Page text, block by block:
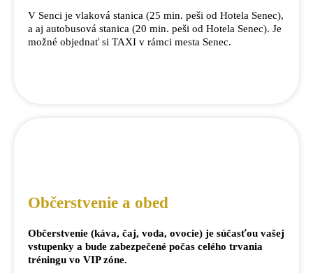
V Senci je vlaková stanica (25 min. peši od Hotela Senec),
a aj autobusová stanica (20 min. peši od Hotela Senec). Je
možné objednať si TAXI v rámci mesta Senec.
Občerstvenie a obed
Občerstvenie (káva, čaj, voda, ovocie) je súčasťou vašej
vstupenky a bude zabezpečené počas celého trvania
tréningu vo VIP zóne.